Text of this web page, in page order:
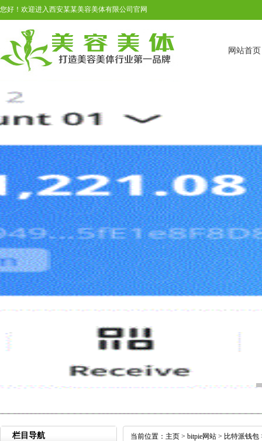
您好！欢迎进入西安某某美容美体有限公司官网
网站首页
栏目导航 当前位置： 主页 > bitpie网站 > 比特派钱包